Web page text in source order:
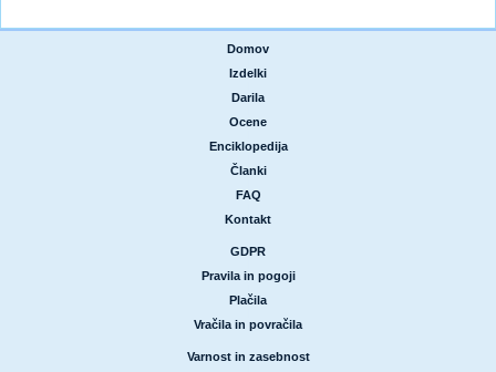
Domov
Izdelki
Darila
Ocene
Enciklopedija
Članki
FAQ
Kontakt
GDPR
Pravila in pogoji
Plačila
Vračila in povračila
Varnost in zasebnost